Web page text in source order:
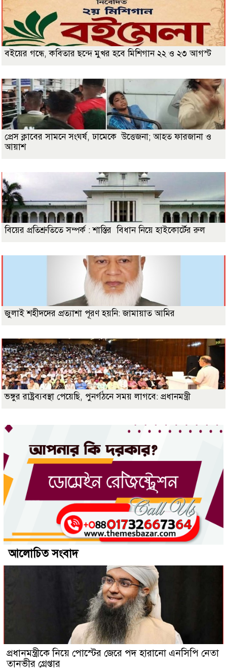
বইয়ের গন্ধে, কবিতার ছন্দে মুখর হবে মিশিগান ২২ ও ২৩ আগস্ট
প্রেস ক্লাবের সামনে সংঘর্ষ, ঢামেকে উত্তেজনা; আহত ফারজানা ও
আয়াশ
বিয়ের প্রতিশ্রুতিতে সম্পর্ক : শাস্তির বিধান নিয়ে হাইকোর্টের রুল
জুলাই শহীদদের প্রত্যাশা পূরণ হয়নি: জামায়াত আমির
ভঙ্গুর রাষ্ট্রব্যবস্থা পেয়েছি, পুনর্গঠনে সময় লাগবে: প্রধানমন্ত্রী
আলোচিত সংবাদ
প্রধানমন্ত্রীকে নিয়ে পোস্টের জেরে পদ হারানো এনসিপি নেতা
তানভীর গ্রেপ্তার